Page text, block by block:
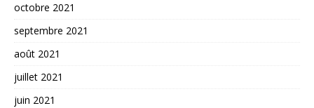
octobre 2021
septembre 2021
août 2021
juillet 2021
juin 2021